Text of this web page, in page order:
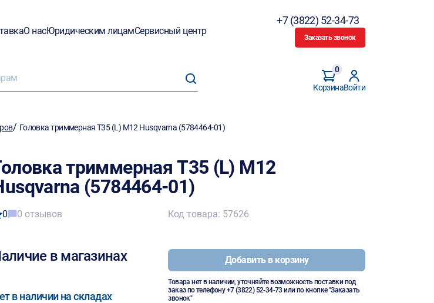
О насЮридическим лицамСервисный центр
+7 (3822) 52-34-73
Заказать звонок
Корзина
0
Войти
/ Головка триммерная T35 (L) M12 Husqvarna (5784464-01)
триммерная T35 (L) M12
(5784464-01)
0 0 отзывов
в магазинах
в наличии на складах
Код товара: 57626
Добавить в корзину
Товара нет в наличии, уточняйте возможность поставки под
заказ по телефону+7 (3822) 52-34-73 или по кнопке "Заказать
звонок"